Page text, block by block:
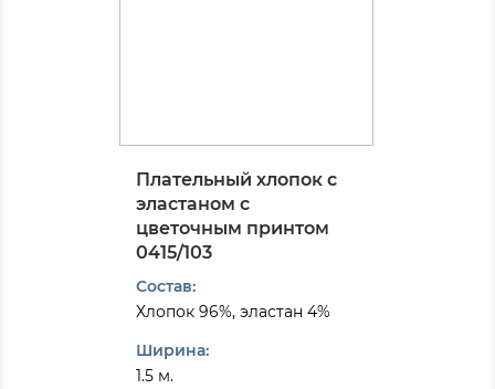
Плательный хлопок с
эластаном с
цветочным принтом
0415/103
Состав:
Хлопок 96%, эластан 4%
Ширина:
1.5 м.